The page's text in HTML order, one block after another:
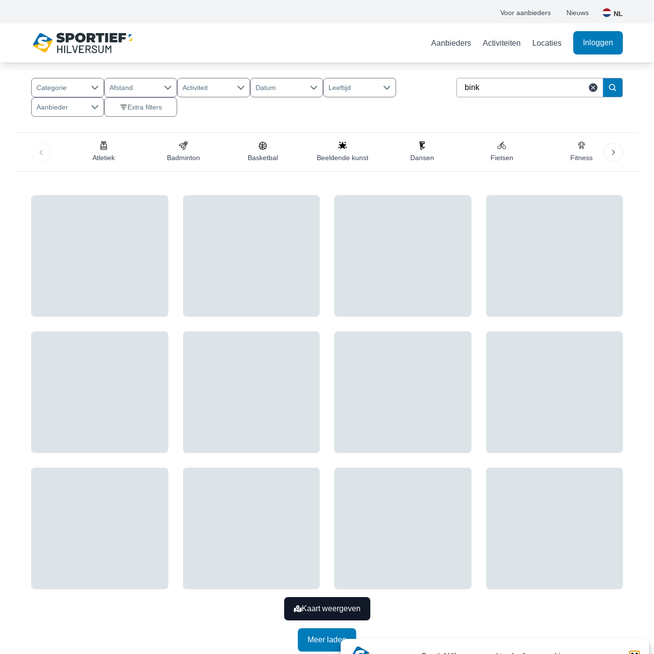
Voor aanbieders Nieuws NL
Aanbieders Activiteiten Locaties Inloggen
Categorie Afstand Activiteit Datum Leeftijd
Aanbieder Extra filters
Atletiek Badminton Basketbal Beeldende kunst Dansen Fietsen Fitness
Kaart weergeven
Meer laden